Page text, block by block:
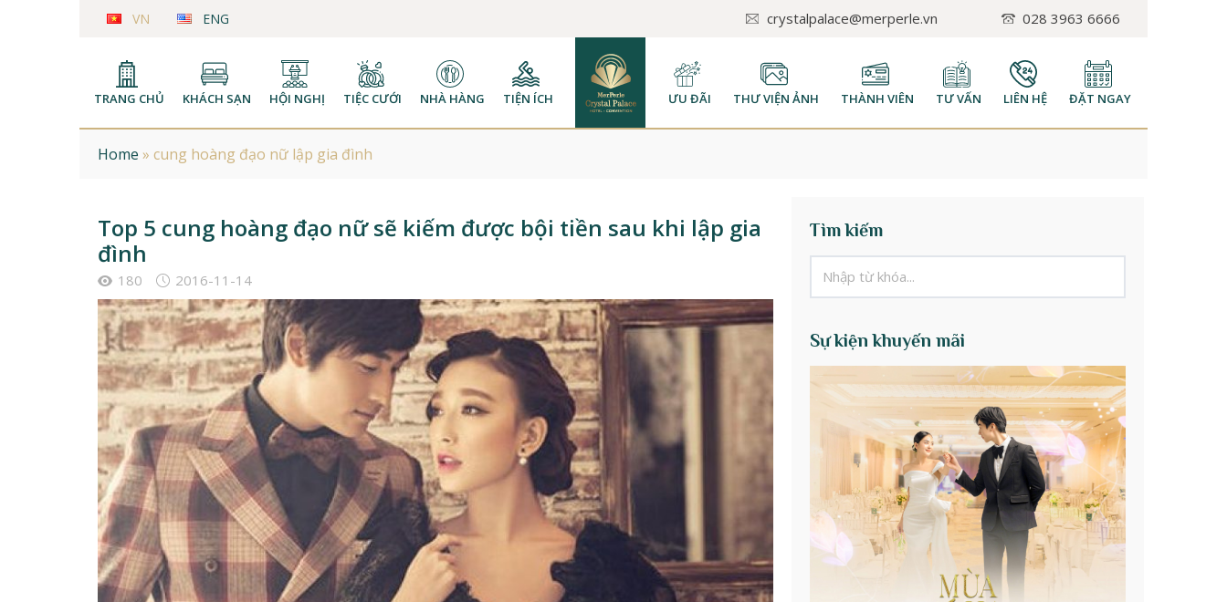
VN ENG crystalpalace@merperle.vn 028 3963 6666
TRANG CHỦ KHÁCH SẠN HỘI NGHỊ TIỆC CƯỚI NHÀ HÀNG TIỆN ÍCH ƯU ĐÃI THƯ VIỆN ẢNH THÀNH VIÊN TƯ VẤN LIÊN HỆ ĐẶT NGAY
Home » cung hoàng đạo nữ lập gia đình
Top 5 cung hoàng đạo nữ sẽ kiếm được bội tiền sau khi lập gia
đình
180 2016-11-14
Tìm kiếm
Sự kiện khuyến mãi